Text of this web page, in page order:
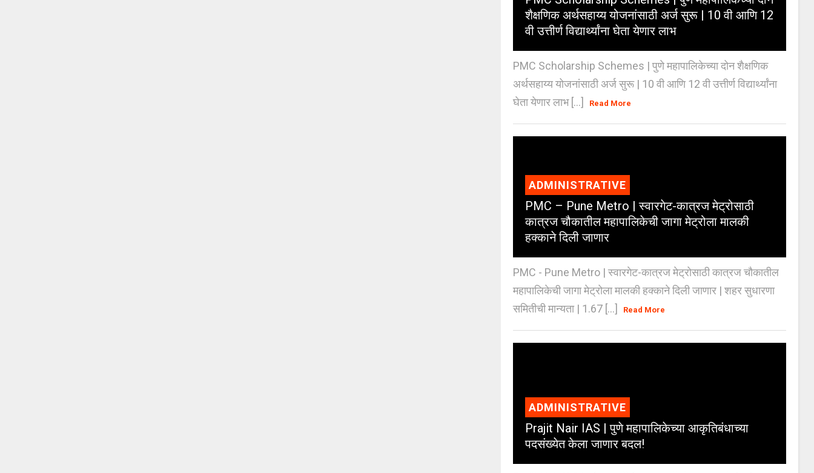
शैक्षणिक अर्थसहाय्य योजनांसाठी अर्ज सुरू | 10 वी आणि 12
वी उत्तीर्ण विद्यार्थ्यांना घेता येणार लाभ
PMC Scholarship Schemes | पुणे महापालिकेच्या दोन शैक्षणिक
अर्थसहाय्य योजनांसाठी अर्ज सुरू | 10 वी आणि 12 वी उत्तीर्ण विद्यार्थ्यांना
घेता येणार लाभ [...]
Read More
ADMINISTRATIVE
PMC – Pune Metro | स्वारगेट-कात्रज मेट्रोसाठी
कात्रज चौकातील महापालिकेची जागा मेट्रोला मालकी
हक्काने दिली जाणार
PMC - Pune Metro | स्वारगेट-कात्रज मेट्रोसाठी कात्रज चौकातील
महापालिकेची जागा मेट्रोला मालकी हक्काने दिली जाणार | शहर सुधारणा
समितीची मान्यता | 1.67 [...]
Read More
ADMINISTRATIVE
Prajit Nair IAS | पुणे महापालिकेच्या आकृतिबंधाच्या
पदसंख्येत केला जाणार बदल!